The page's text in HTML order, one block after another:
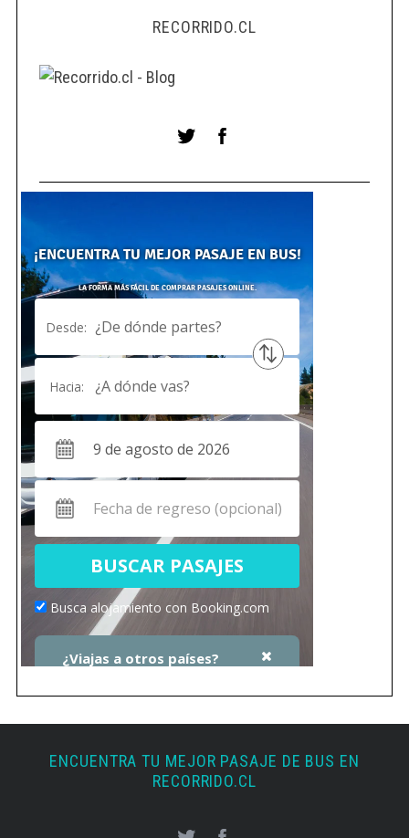
RECORRIDO.CL
ENCUENTRA TU MEJOR PASAJE DE BUS EN
RECORRIDO.CL